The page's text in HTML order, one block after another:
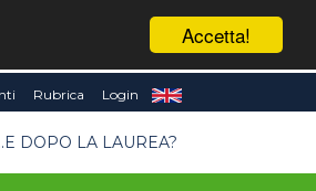
Accetta!
Rubrica Login
DOPO LA LAUREA?